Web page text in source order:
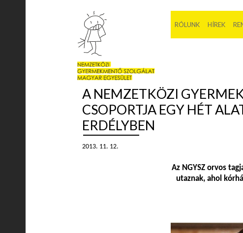
RÓLUNK HÍREK
A NEMZETKÖZI
CSOPORTJA EGY HÉT
ERDÉLYBEN
2013. 11. 12.
Az NGYSZ orvos
utaznak, ahol